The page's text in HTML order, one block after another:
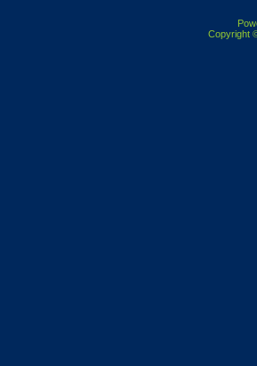
Copyright